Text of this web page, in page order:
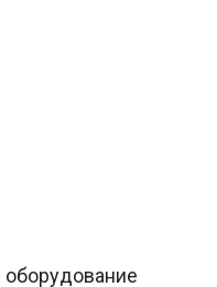
оборудование